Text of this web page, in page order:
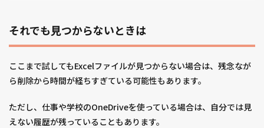
それでも見つからないときは
ここまで試してもExcelファイルが見つからない場合は、残念なが
ら削除から時間が経ちすぎている可能性もあります。
ただし、仕事や学校のOneDriveを使っている場合は、自分では見
えない履歴が残っていることもあります。